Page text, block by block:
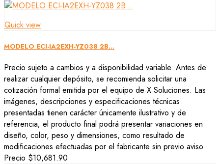
Quick view
MODELO ECI-IA2EXH-YZ038 2B...
Precio sujeto a cambios y a disponibilidad variable. Antes de
realizar cualquier depósito, se recomienda solicitar una
cotización formal emitida por el equipo de X Soluciones. Las
imágenes, descripciones y especificaciones técnicas
presentadas tienen carácter únicamente ilustrativo y de
referencia; el producto final podrá presentar variaciones en
diseño, color, peso y dimensiones, como resultado de
modificaciones efectuadas por el fabricante sin previo aviso.
Precio $10,681.90